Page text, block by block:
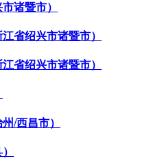
诸暨市）
省绍兴市诸暨市）
省绍兴市诸暨市）
/西昌市）